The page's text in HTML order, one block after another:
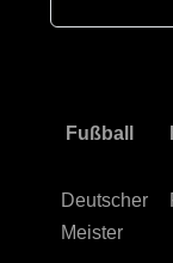
Fußball
Deutscher
Meister